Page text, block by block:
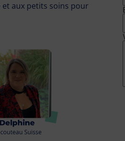
aux petits soins pour